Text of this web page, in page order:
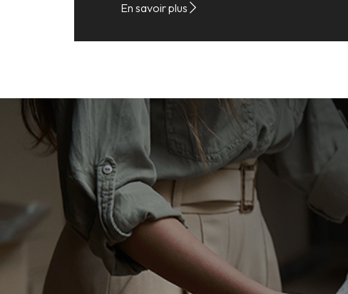
En savoir plus